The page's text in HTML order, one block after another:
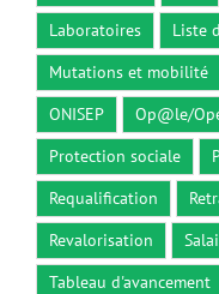
Laboratoires
Liste
Mutations et mobilité
ONISEP
Op@le/
Protection sociale
Requalification
Revalorisation
Tableau d'avancement